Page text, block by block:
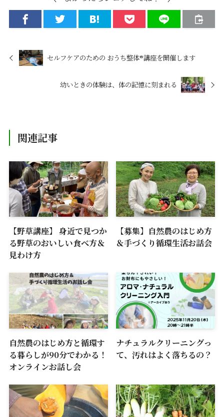
セルフケアのための おうち整体®講座を開催します
幼いときの体験は、体の記憶に刻まれる
関連記事
【野草講座】 身近で見つか
る野草のおいしい食べ方＆
見わけ方
【募集】自然農のはじめ方
＆手づくり循環生活お話会
自然農のはじめ方と循環す
る暮らしが90分でわかる！
オンラインお話し会
ナチュラルクリーニングっ
て、汚れはよく落ちるの？